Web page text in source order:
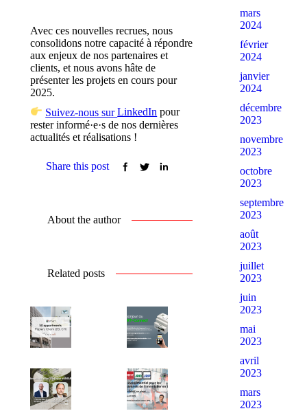
Avec ces nouvelles recrues, nous
consolidons notre capacité à répondre
aux enjeux de nos partenaires et
clients, et nous avons hâte de
présenter les projets en cours pour
2025.
Suivez-nous surLinkedIn pour
rester informé·e·s de nos dernières
actualités et réalisations !
Share this post
About the author
Related posts
mars
2024
février
2024
janvier
2024
décembre
2023
novembre
2023
octobre
2023
septembre
2023
août
2023
juillet
2023
juin
2023
mai
2023
avril
2023
mars
2023